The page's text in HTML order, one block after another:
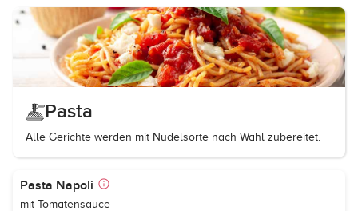
Pasta
Alle Gerichte werden mit Nudelsorte nach Wahl zubereitet.
Pasta Napoli
mit Tomatensauce